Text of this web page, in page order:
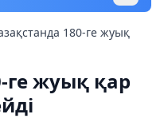
180-ге жуық
ге жуық қар